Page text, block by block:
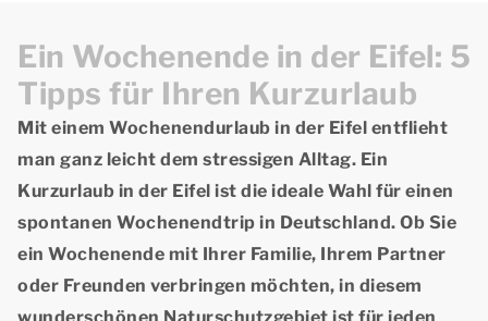
Ein Wochenende in der Eifel: 5
Tipps für Ihren Kurzurlaub
Mit einem Wochenendurlaub in der Eifel entflieht
man ganz leicht dem stressigen Alltag. Ein
Kurzurlaub in der Eifel ist die ideale Wahl für einen
spontanen Wochenendtrip in Deutschland. Ob Sie
ein Wochenende mit Ihrer Familie, Ihrem Partner
oder Freunden verbringen möchten, in diesem